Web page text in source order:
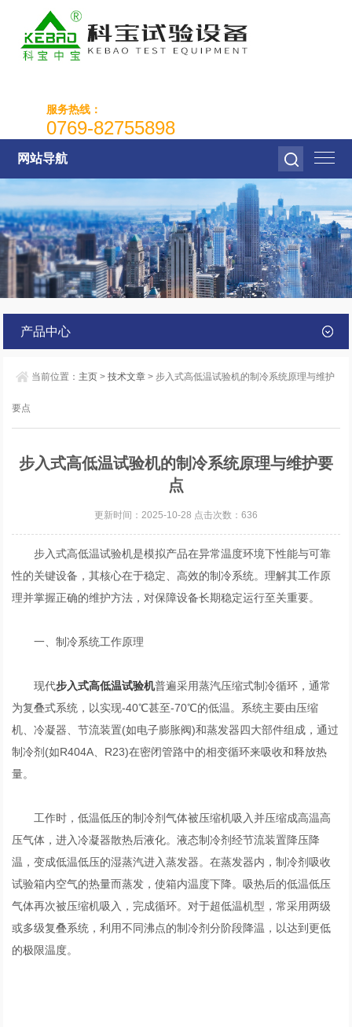
服务热线：
0769-82755898
网站导航
产品中心
当前位置： 主页 >技术文章 > 步入式高低温试验机的制冷系统原理与维护
要点
步入式高低温试验机的制冷系统原理与维护要
点
更新时间：2025-10-28 点击次数：636
步入式高低温试验机是模拟产品在异常温度环境下性能与可靠
性的关键设备，其核心在于稳定、高效的制冷系统。理解其工作原
理并掌握正确的维护方法，对保障设备长期稳定运行至关重要。
一、制冷系统工作原理
现代步入式高低温试验机普遍采用蒸汽压缩式制冷循环，通常
为复叠式系统，以实现-40℃甚至-70℃的低温。系统主要由压缩
机、冷凝器、节流装置(如电子膨胀阀)和蒸发器四大部件组成，通过
制冷剂(如R404A、R23)在密闭管路中的相变循环来吸收和释放热
量。
工作时，低温低压的制冷剂气体被压缩机吸入并压缩成高温高
压气体，进入冷凝器散热后液化。液态制冷剂经节流装置降压降
温，变成低温低压的湿蒸汽进入蒸发器。在蒸发器内，制冷剂吸收
试验箱内空气的热量而蒸发，使箱内温度下降。吸热后的低温低压
气体再次被压缩机吸入，完成循环。对于超低温机型，常采用两级
或多级复叠系统，利用不同沸点的制冷剂分阶段降温，以达到更低
的极限温度。